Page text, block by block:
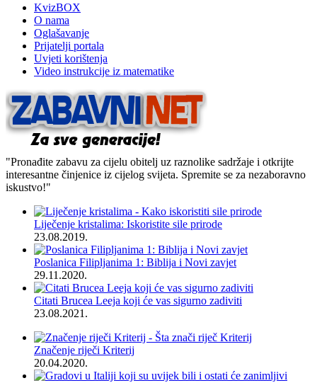
KvizBOX
O nama
Oglašavanje
Prijatelji portala
Uvjeti korištenja
Video instrukcije iz matematike
"Pronađite zabavu za cijelu obitelj uz raznolike sadržaje i otkrijte
interesantne činjenice iz cijelog svijeta. Spremite se za nezaboravno
iskustvo!"
Liječenje kristalima: Iskoristite sile prirode
23.08.2019.
Poslanica Filipljanima 1: Biblija i Novi zavjet
29.11.2020.
Citati Brucea Leeja koji će vas sigurno zadiviti
23.08.2021.
Značenje riječi Kriterij
20.04.2020.